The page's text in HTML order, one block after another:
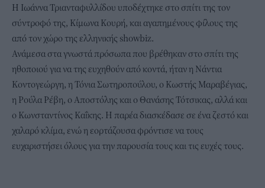
Η Ιωάννα Τριανταφυλλίδου υποδέχτηκε στο σπίτι της τον
σύντροφό της, Κίμωνα Κουρή, και αγαπημένους φίλους της
από τον χώρο της ελληνικής showbiz.
Ανάμεσα στα γνωστά πρόσωπα που βρέθηκαν στο σπίτι της
ηθοποιού για να της ευχηθούν από κοντά, ήταν η Νάντια
Κοντογεώργη, η Τόνια Σωτηροπούλου, ο Κωστής Μαραβέγιας,
η Ρούλα Ρέβη, ο Αποστόλης και ο Θανάσης Τότσικας, αλλά και
ο Κωνσταντίνος Καΐκης. Η παρέα διασκέδασε σε ένα ζεστό και
χαλαρό κλίμα, ενώ η εορτάζουσα φρόντισε να τους
ευχαριστήσει όλους για την παρουσία τους και τις ευχές τους.